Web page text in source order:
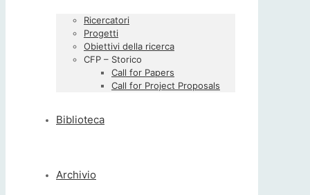
Ricercatori
Progetti
Obiettivi della ricerca
CFP – Storico
Call for Papers
Call for Project Proposals
Biblioteca
Archivio